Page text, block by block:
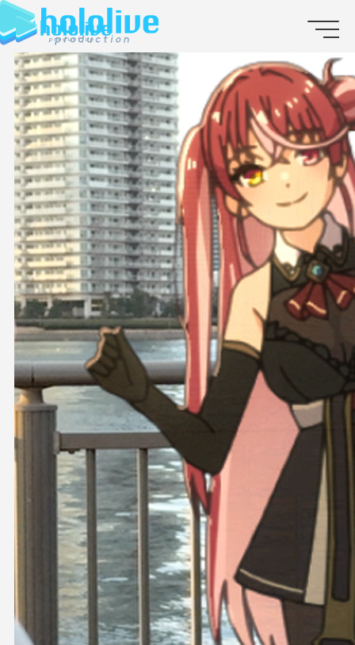
EN
JP
ABOUT
TALENT
NEWS
AUDITION
COLLABORATION
SUPPORT ADVERTISING
OFFICIAL SHOP
HOLODULE
会社概要
プライバシーポリシー
未成年の方々へのお願い
二次創作ガイドライン
よくある質問
サポーターガイドライン